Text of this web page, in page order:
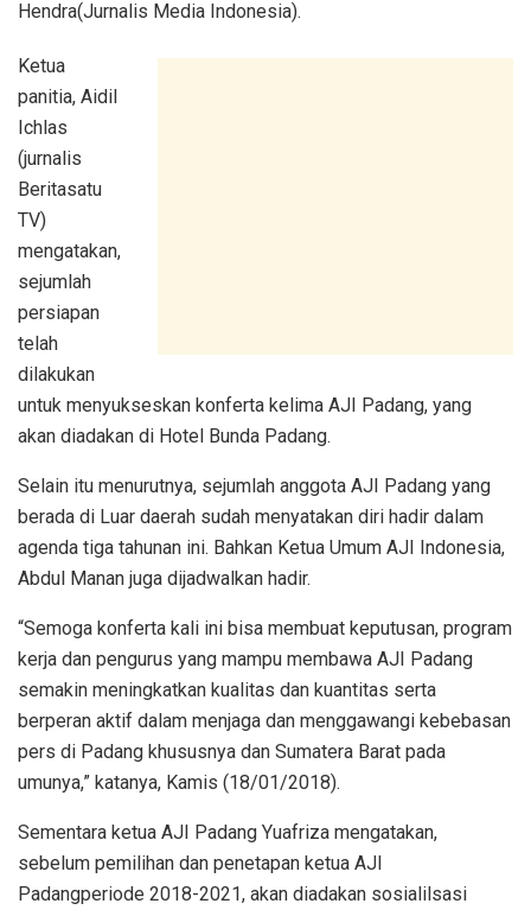
Hendra(Jurnalis Media Indonesia).
Ketua
panitia, Aidil
Ichlas
(jurnalis
Beritasatu
TV)
mengatakan,
sejumlah
persiapan
telah
dilakukan
untuk menyukseskan konferta kelima AJI Padang, yang
akan diadakan di Hotel Bunda Padang.
Selain itu menurutnya, sejumlah anggota AJI Padang yang
berada di Luar daerah sudah menyatakan diri hadir dalam
agenda tiga tahunan ini. Bahkan Ketua Umum AJI Indonesia,
Abdul Manan juga dijadwalkan hadir.
“Semoga konferta kali ini bisa membuat keputusan, program
kerja dan pengurus yang mampu membawa AJI Padang
semakin meningkatkan kualitas dan kuantitas serta
berperan aktif dalam menjaga dan menggawangi kebebasan
pers di Padang khususnya dan Sumatera Barat pada
umunya,” katanya, Kamis (18/01/2018).
Sementara ketua AJI Padang Yuafriza mengatakan,
sebelum pemilihan dan penetapan ketua AJI
Padangperiode 2018-2021, akan diadakan sosialilsasi